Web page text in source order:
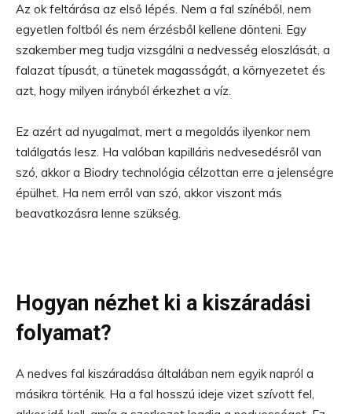
Az ok feltárása az első lépés. Nem a fal színéből, nem
egyetlen foltból és nem érzésből kellene dönteni. Egy
szakember meg tudja vizsgálni a nedvesség eloszlását, a
falazat típusát, a tünetek magasságát, a környezetet és
azt, hogy milyen irányból érkezhet a víz.
Ez azért ad nyugalmat, mert a megoldás ilyenkor nem
találgatás lesz. Ha valóban kapilláris nedvesedésről van
szó, akkor a Biodry technológia célzottan erre a jelenségre
épülhet. Ha nem erről van szó, akkor viszont más
beavatkozásra lenne szükség.
Hogyan nézhet ki a kiszáradási
folyamat?
A nedves fal kiszáradása általában nem egyik napról a
másikra történik. Ha a fal hosszú ideje vizet szívott fel,